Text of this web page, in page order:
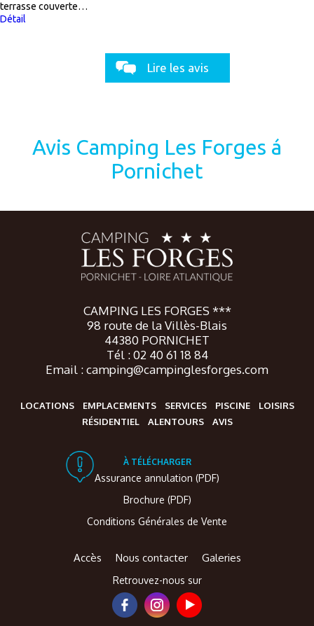
terrasse couverte…
Détail
Lire les avis
Avis Camping Les Forges á
Pornichet
CAMPING LES FORGES ***
98 route de la Villès-Blais
44380 PORNICHET
Tél : 02 40 61 18 84
Email : camping@campinglesforges.com
LOCATIONS EMPLACEMENTS SERVICES PISCINE
LOISIRS
RÉSIDENTIEL
ALENTOURS AVIS
À TÉLÉCHARGER
Assurance annulation (PDF)
Brochure (PDF)
Conditions Générales de Vente
Accès Nous contacter Galeries
Retrouvez-nous sur